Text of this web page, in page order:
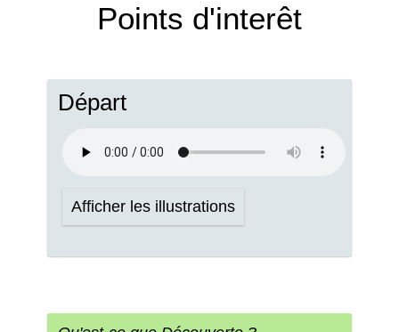
Points d'interêt
Départ
Afficher les illustrations